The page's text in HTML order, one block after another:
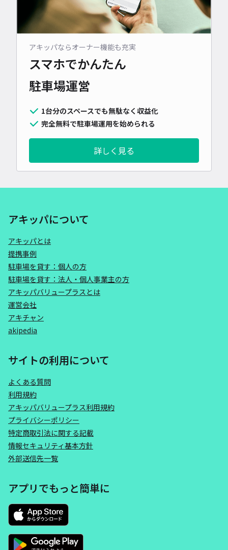
アキッパならオーナー機能も充実
スマホでかんたん
駐車場運営
1台分のスペースでも無駄なく収益化
完全無料で駐車場運用を始められる
詳しく見る
アキッパについて
アキッパとは
提携事例
駐車場を貸す：個人の方
駐車場を貸す：法人・個人事業主の方
アキッパバリュープラスとは
運営会社
アキチャン
akipedia
サイトの利用について
よくある質問
利用規約
アキッパバリュープラス利用規約
プライバシーポリシー
特定商取引法に関する記載
情報セキュリティ基本方針
外部送信先一覧
アプリでもっと簡単に